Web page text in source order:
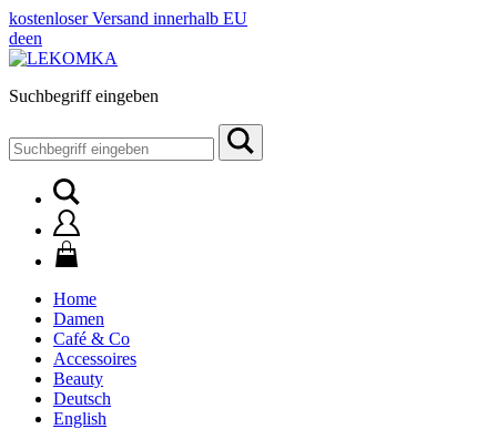
kostenloser Versand innerhalb EU
deen
Suchbegriff eingeben
nach:
Home
Damen
Café & Co
Accessoires
Beauty
Deutsch
English